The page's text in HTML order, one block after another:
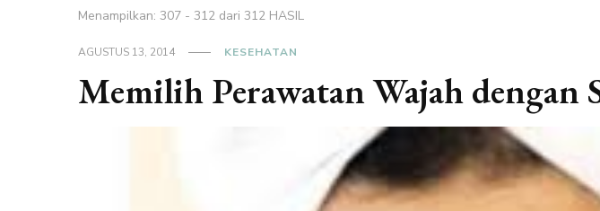
Menampilkan: 307 - 312 dari 312 HASIL
AGUSTUS 13, 2014 KESEHATAN
Memilih Perawatan Wajah dengan